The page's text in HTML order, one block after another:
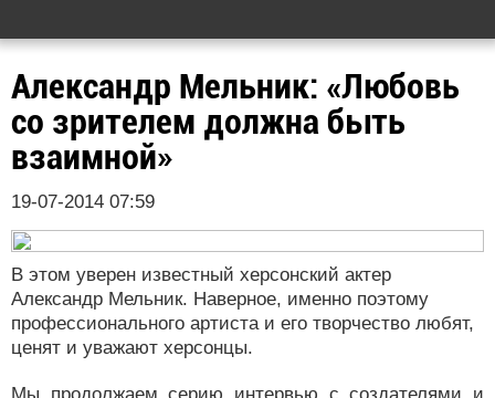
Александр Мельник: «Любовь
со зрителем должна быть
взаимной»
19-07-2014 07:59
В этом уверен известный херсонский актер
Александр Мельник. Наверное, именно поэтому
профессионального артиста и его творчество любят,
ценят и уважают херсонцы.